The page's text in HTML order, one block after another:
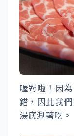
喔對啦！因
錯，因此我
湯底涮著吃。